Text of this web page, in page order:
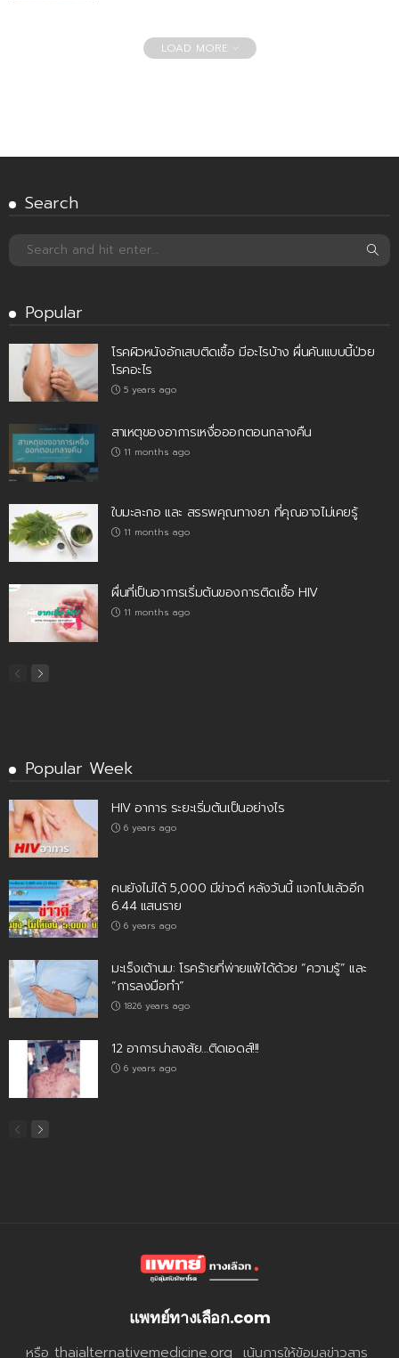
LOAD MORE
Search
Popular
โรคผิวหนังอักเสบติดเชื้อ มีอะไรบ้าง ผื่นคันแบบนี้ป่วย
โรคอะไร
5 years ago
สาเหตุของอาการเหงื่อออกตอนกลางคืน
11 months ago
ใบมะละกอ และ สรรพคุณทางยา ที่คุณอาจไม่เคยรู้
11 months ago
ผื่นที่เป็นอาการเริ่มต้นของการติดเชื้อ HIV
11 months ago
Popular Week
HIV อาการ ระยะเริ่มต้นเป็นอย่างไร
6 years ago
คนยังไม่ได้ 5,000 มีข่าวดี หลังวันนี้ แจกไปแล้วอีก
6.44 แสนราย
6 years ago
มะเร็งเต้านม: โรคร้ายที่พ่ายแพ้ได้ด้วย “ความรู้” และ
“การลงมือทำ”
1826 years ago
12 อาการน่าสงสัย…ติดเอดส์!!!
6 years ago
แพทย์ทางเลือก.com
หรือ thaialternativemedicine.org เน้นการให้ข้อมูลข่าวสาร